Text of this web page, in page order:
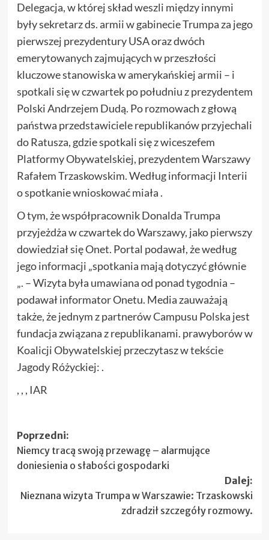
Delegacja, w której skład weszli między innymi
były sekretarz ds. armii w gabinecie Trumpa za jego
pierwszej prezydentury USA oraz dwóch
emerytowanych zajmujących w przeszłości
kluczowe stanowiska w amerykańskiej armii – i
spotkali się w czwartek po południu z prezydentem
Polski Andrzejem Dudą. Po rozmowach z głową
państwa przedstawiciele republikanów przyjechali
do Ratusza, gdzie spotkali się z wiceszefem
Platformy Obywatelskiej, prezydentem Warszawy
Rafałem Trzaskowskim. Według informacji Interii
o spotkanie wnioskować miała .
O tym, że współpracownik Donalda Trumpa
przyjeżdża w czwartek do Warszawy, jako pierwszy
dowiedział się Onet. Portal podawał, że według
jego informacji „spotkania mają dotyczyć głównie
„. – Wizyta była umawiana od ponad tygodnia –
podawał informator Onetu. Media zauważają
także, że jednym z partnerów Campusu Polska jest
fundacja związana z republikanami. prawyborów w
Koalicji Obywatelskiej przeczytasz w tekście
Jagody Różyckiej: .
, , , IAR
Zobacz
wpisy
Poprzedni:
Niemcy tracą swoją przewagę – alarmujące
doniesienia o słabości gospodarki
Dalej:
Nieznana wizyta Trumpa w Warszawie: Trzaskowski
zdradził szczegóły rozmowy.